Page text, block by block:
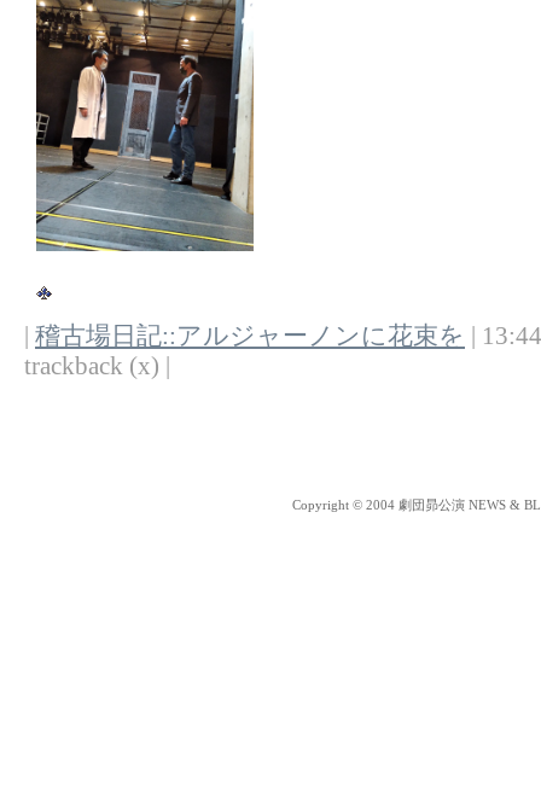
稽古場日記::アルジャーノンに花束を
|
trackback (x) |
Copyright © 2004 劇団昴公演 NEWS &